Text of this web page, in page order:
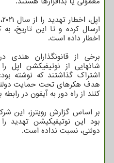
اخطار داده است.
شاتهایی از نوتیفیکشن اپل
اشتراک گذاشتند که نوشته
هدف هکرهای تحت حمایت
کنند از راه دور به آیفون در
بر اساس گزارش رویترز، این
بود این نوتیفیکیشن
دولتی، نسبت نداده است.